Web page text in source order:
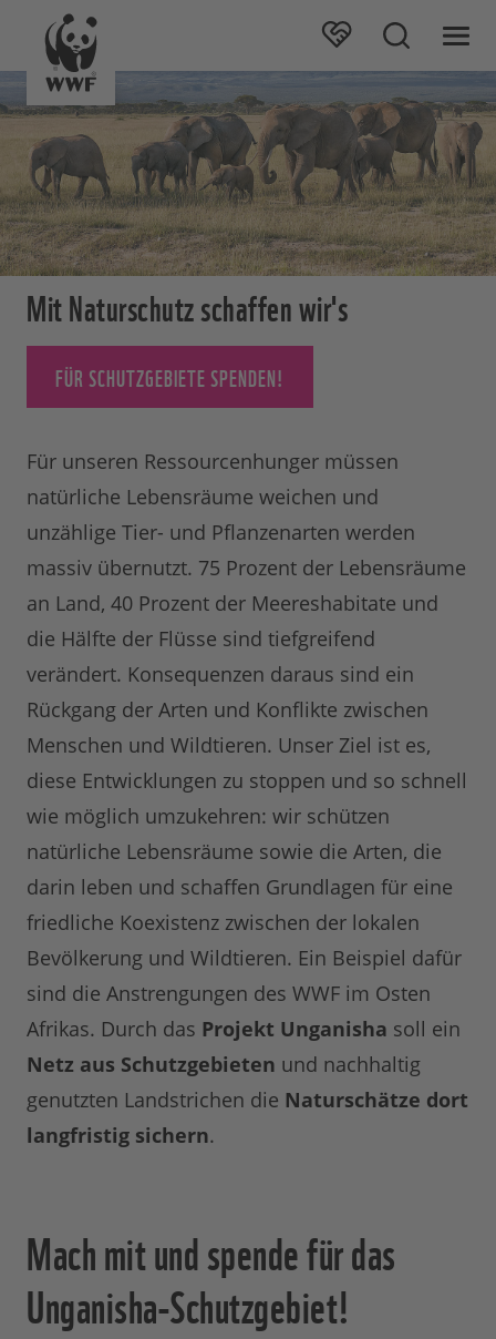
Mit Naturschutz schaffen wir's
FÜR SCHUTZGEBIETE SPENDEN!
Für unseren Ressourcenhunger müssen
natürliche Lebensräume weichen und
unzählige Tier- und Pflanzenarten werden
massiv übernutzt. 75 Prozent der Lebensräume
an Land, 40 Prozent der Meereshabitate und
die Hälfte der Flüsse sind tiefgreifend
verändert. Konsequenzen daraus sind ein
Rückgang der Arten und Konflikte zwischen
Menschen und Wildtieren. Unser Ziel ist es,
diese Entwicklungen zu stoppen und so schnell
wie möglich umzukehren: wir schützen
natürliche Lebensräume sowie die Arten, die
darin leben und schaffen Grundlagen für eine
friedliche Koexistenz zwischen der lokalen
Bevölkerung und Wildtieren. Ein Beispiel dafür
sind die Anstrengungen des WWF im Osten
Afrikas. Durch das Projekt Unganisha soll ein
Netz aus Schutzgebieten und nachhaltig
genutzten Landstrichen die Naturschätze dort
langfristig sichern.
Mach mit und spende für das
Unganisha-Schutzgebiet!